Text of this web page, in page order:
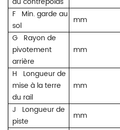
F Min. garde au
sol
mm
G Rayon de
pivotement
arrière
mm
H
Longueur de
mise à la terre
du rail
mm
J
Longueur de
piste
mm